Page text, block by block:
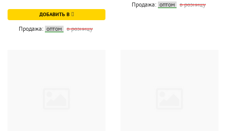
ДОБАВИТЬ В
Продажа: оптом в розницу
Продажа: оптом в розницу